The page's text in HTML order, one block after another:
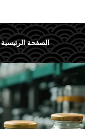
الصفحة الرئيسية